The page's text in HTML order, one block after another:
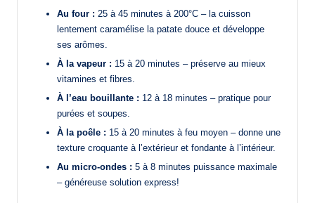
Au four : 25 à 45 minutes à 200°C – la cuisson
lentement caramélise la patate douce et développe
ses arômes.
À la vapeur : 15 à 20 minutes – préserve au mieux
vitamines et fibres.
À l’eau bouillante : 12 à 18 minutes – pratique pour
purées et soupes.
À la poêle : 15 à 20 minutes à feu moyen – donne une
texture croquante à l’extérieur et fondante à l’intérieur.
Au micro-ondes : 5 à 8 minutes puissance maximale
– généreuse solution express!